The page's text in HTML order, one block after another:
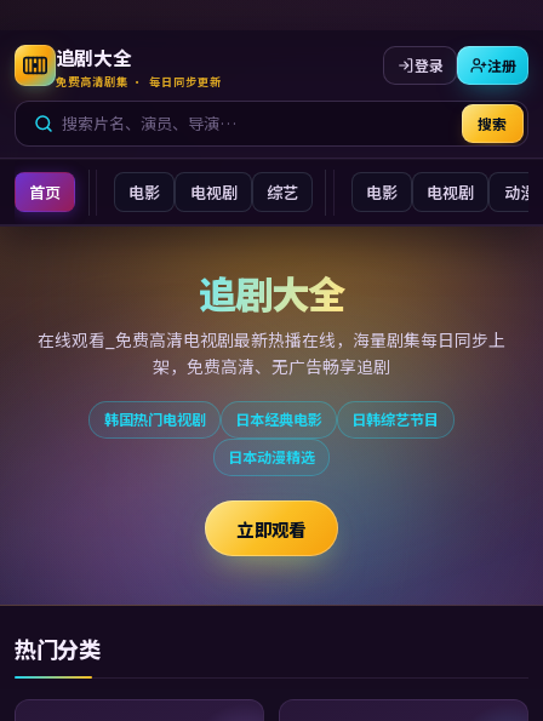
追剧大全
免费高清剧集 · 每日同步更新
搜索
登录 注册
首页 电影 电视剧 综艺 电影 电视剧 动漫
追剧大全
追剧大全
在线观看_免费高清电视剧最新热播在线，海量剧集每日同步上
架，免费高清、无广告畅享追剧
韩国热门电视剧 日本经典电影
日韩综艺节目
日本动漫精选
立即观看
热门分类